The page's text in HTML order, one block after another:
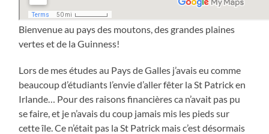
Bienvenue au pays des moutons, des grandes plaines
vertes et de la Guinness!
Lors de mes études au Pays de Galles j’avais eu comme
beaucoup d’étudiants l’envie d’aller fêter la St Patrick en
Irlande… Pour des raisons financières ca n’avait pas pu
se faire, et je n’avais du coup jamais mis les pieds sur
cette île. Ce n’était pas la St Patrick mais c’est désormais